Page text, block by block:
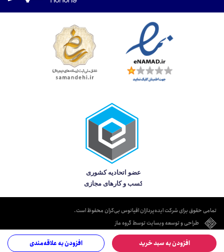
افزودن به سبد خرید افزودن به علاقه‌مندی
تمامی حقوق برای شرکت ایده‌پردازان اقیانوس بی‌کران محفوظ است.
طراحی و توسعه وبسایت توسط گروه ماز